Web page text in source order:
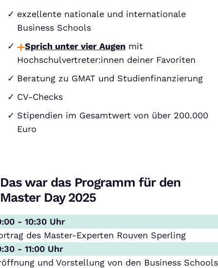
exzellente nationale und internationale
Business Schools
Sprich unter vier Augen mit
Hochschulvertreter:innen deiner Favoriten
Beratung zu GMAT und Studienfinanzierung
CV-Checks
Stipendien im Gesamtwert von über 200.000
Euro
Das war das Programm für den
Master Day 2025
- 10:30 Uhr
des Master-Experten Rouven Sperling
- 11:00 Uhr
und Vorstellung von den Business Schools